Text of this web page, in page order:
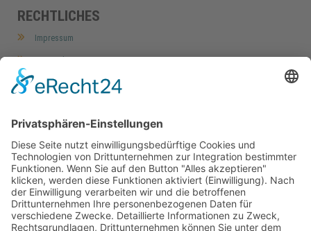
RECHTLICHES
Impressum
AGB
Barrierefreiheitserklärung
Cookie-Einstellungen
MEIN KONTO
Home